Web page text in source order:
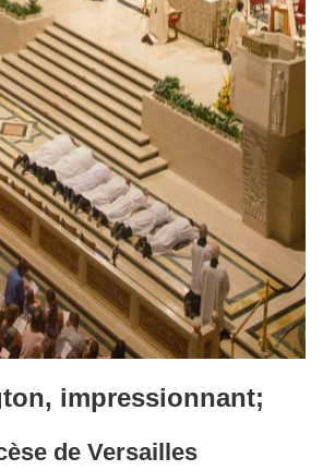
impressionnant;
de Versailles